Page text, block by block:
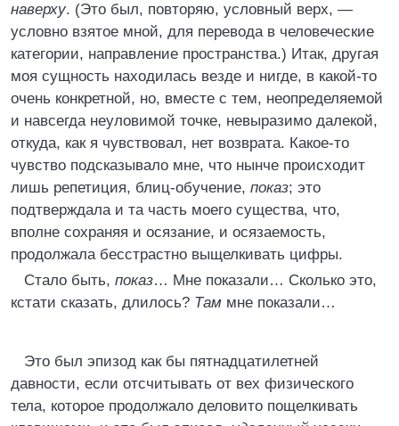
наверху. (Это был, повторяю, условный верх, —
условно взятое мной, для перевода в человеческие
категории, направление пространства.) Итак, другая
моя сущность находилась везде и нигде, в какой-то
очень конкретной, но, вместе с тем, неопределяемой
и навсегда неуловимой точке, невыразимо далекой,
откуда, как я чувствовал, нет возврата. Какое-то
чувство подсказывало мне, что нынче происходит
лишь репетиция, блиц-обучение, показ; это
подтверждала и та часть моего существа, что,
вполне сохраняя и осязание, и осязаемость,
продолжала бесстрастно выщелкивать цифры.
Стало быть, показ… Мне показали… Сколько это,
кстати сказать, длилось? Там мне показали…
Это был эпизод как бы пятнадцатилетней
давности, если отсчитывать от вех физического
тела, которое продолжало деловито пощелкивать